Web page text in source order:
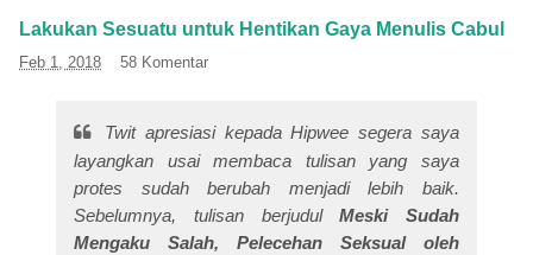
Lakukan Sesuatu untuk Hentikan Gaya Menulis Cabul
Feb 1, 2018 58 Komentar
Twit apresiasi kepada Hipwee segera saya
layangkan usai membaca tulisan yang saya
protes sudah berubah menjadi lebih baik.
Sebelumnya, tulisan berjudulMeski Sudah
Mengaku Salah, Pelecehan Seksual oleh